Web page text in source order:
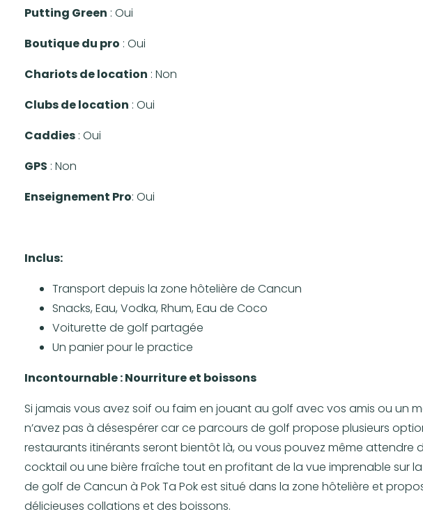
Putting Green : Oui
Boutique du pro : Oui
Chariots de location : Non
Clubs de location : Oui
Caddies : Oui
GPS : Non
Enseignement Pro: Oui
Inclus:
Transport depuis la zone hôtelière de Cancun
Snacks, Eau, Vodka, Rhum, Eau de Coco
Voiturette de golf partagée
Un panier pour le practice
Incontournable : Nourriture et boissons
Si jamais vous avez soif ou faim en jouant au golf avec vos amis ou un
n’avez pas à désespérer car ce parcours de golf propose plusieurs
restaurants itinérants seront bientôt là, ou vous pouvez même attendre
cocktail ou une bière fraîche tout en profitant de la vue imprenable sur
de golf de Cancun à Pok Ta Pok est situé dans la zone hôtelière et
délicieuses collations et des boissons.